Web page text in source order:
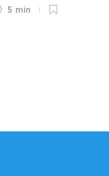
5 min